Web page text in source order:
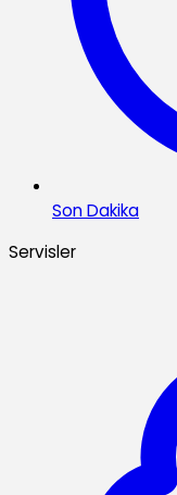
Son Dakika
Servisler